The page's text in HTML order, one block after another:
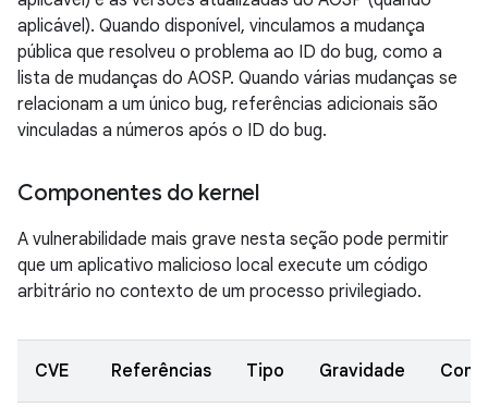
aplicável). Quando disponível, vinculamos a mudança
pública que resolveu o problema ao ID do bug, como a
lista de mudanças do AOSP. Quando várias mudanças se
relacionam a um único bug, referências adicionais são
vinculadas a números após o ID do bug.
Componentes do kernel
A vulnerabilidade mais grave nesta seção pode permitir
que um aplicativo malicioso local execute um código
arbitrário no contexto de um processo privilegiado.
CVE Referências Tipo Gravidade